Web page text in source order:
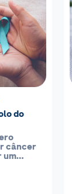
do
câncer
um